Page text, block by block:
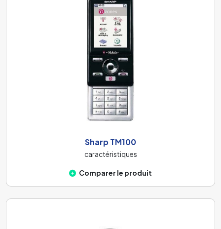
Sharp TM100
caractéristiques
Comparer le produit